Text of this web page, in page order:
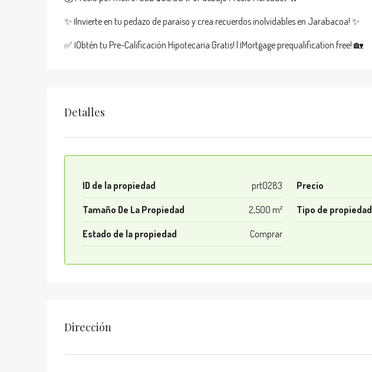
✨ ¡Invierte en tu pedazo de paraíso y crea recuerdos inolvidables en Jarabacoa! ✨
✅ ¡Obtén tu Pre-Calificación Hipotecaria Gratis! | ¡Mortgage prequalification free! 🏡
Detalles
ID de la propiedad prt0283 Precio
Tamaño De La Propiedad 2,500 m² Tipo de propiedad
Estado de la propiedad Comprar
Dirección